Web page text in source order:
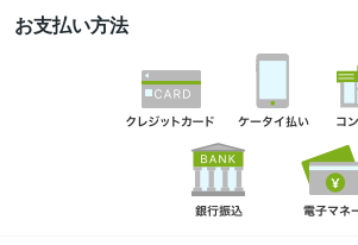
お支払い方法